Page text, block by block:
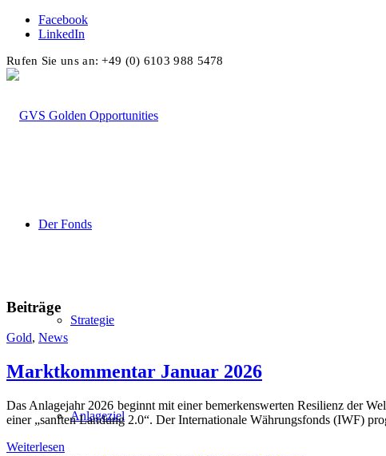
Facebook
LinkedIn
Rufen Sie uns an: +49 (0) 6103 988 5478
Der Fonds
Strategie
Anlageziel
Beiträge
Gold, News
Marktkommentar Januar 2026
Das Anlagejahr 2026 beginnt mit einer bemerkenswerten Resilienz der
einer „sanften Landung 2.0“. Der Internationale Währungsfonds (IWF)
Weiterlesen